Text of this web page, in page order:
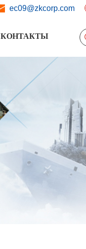
ec09@zkcorp.com
КОНТАКТЫ